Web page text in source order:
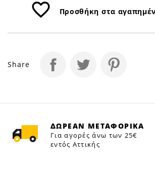
favorite_border Προσθήκη στα
Share
ΔΩΡΕΑΝ ΜΕΤΑΦΟΡΙΚΑ
Για αγορές άνω των 25€
εντός Αττικής